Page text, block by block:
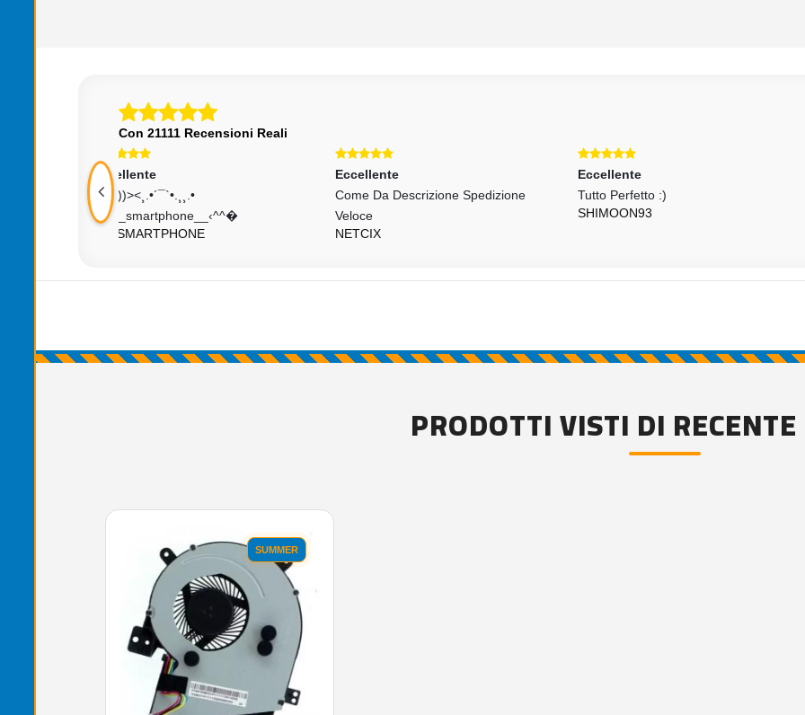
Con 21111 Recensioni Reali
Eccellente
Come Da Descrizione Spedizione
Veloce
NETCIX
Eccellente
Tutto Perfetto :)
Eccellente
Prodotto Di Ottima Qualità!
Spedizione Immediata! ++++
PRODOTTI VISTI DI RECENTE
SUMMER